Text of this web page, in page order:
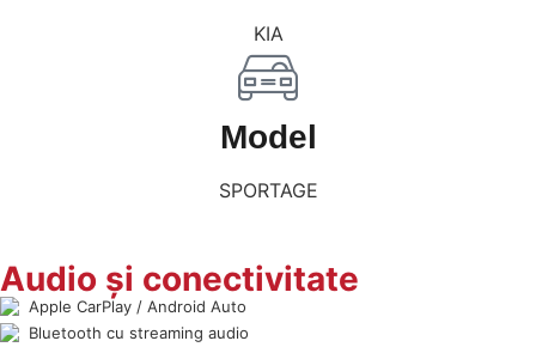
KIA
Model
SPORTAGE
Audio și conectivitate
Apple CarPlay / Android Auto
Bluetooth cu streaming audio